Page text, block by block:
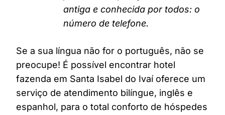
antiga e conhecida por todos: o
número de telefone.
Se a sua língua não for o português, não se
preocupe! É possível encontrar hotel
fazenda em Santa Isabel do Ivaí oferece um
serviço de atendimento bilíngue, inglês e
espanhol, para o total conforto de hóspedes